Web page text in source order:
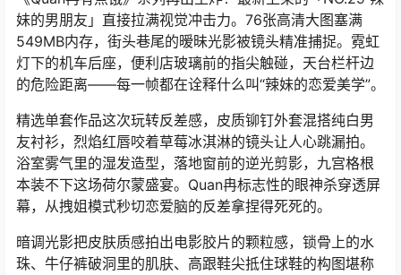
妹的男朋友」直接拉满视觉冲击力。76张高清大图塞满
549MB内存，街头巷尾的暧昧光影被镜头精准捕捉。霓虹
灯下的机车后座，便利店玻璃前的指尖触碰，天台栏杆边
的危险距离——每一帧都在诠释什么叫“辣妹的恋爱美学”。
精选单套作品这次玩转反差感，皮质铆钉外套混搭纯白男
友衬衫，烈焰红唇咬着草莓冰淇淋的镜头让人心跳漏拍。
浴室雾气里的湿发造型，落地窗前的逆光剪影，九宫格根
本装不下这场荷尔蒙盛宴。Quan冉标志性的眼神杀穿透屏
幕，从拽姐模式秒切恋爱脑的反差拿捏得死死的。
暗调光影把皮肤质感拍出电影胶片的颗粒感，锁骨上的水
珠、牛仔裤破洞里的肌肤、高跟鞋尖抵住球鞋的构图堪称